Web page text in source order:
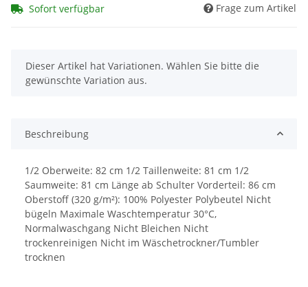
Sofort verfügbar Frage zum Artikel
x
Dieser Artikel hat Variationen. Wählen Sie bitte die
gewünschte Variation aus.
Beschreibung
1/2 Oberweite: 82 cm 1/2 Taillenweite: 81 cm 1/2
Saumweite: 81 cm Länge ab Schulter Vorderteil: 86 cm
Oberstoff (320 g/m²): 100% Polyester Polybeutel Nicht
bügeln Maximale Waschtemperatur 30°C,
Normalwaschgang Nicht Bleichen Nicht
trockenreinigen Nicht im Wäschetrockner/Tumbler
trocknen